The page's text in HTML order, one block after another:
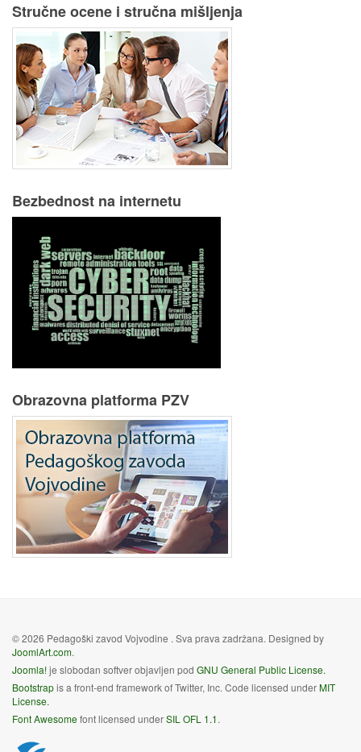
Stručne ocene i stručna mišljenja
Bezbednost na internetu
Obrazovna platforma PZV
© 2026 Pedagoški zavod Vojvodine . Sva prava zadržana. Designed by
JoomlArt.com.
Joomla!je slobodan softver objavljen pod GNU General Public License.
Bootstrapis a front-end framework of Twitter, Inc. Code licensed underMIT
License.
Font Awesomefont licensed underSIL OFL 1.1.